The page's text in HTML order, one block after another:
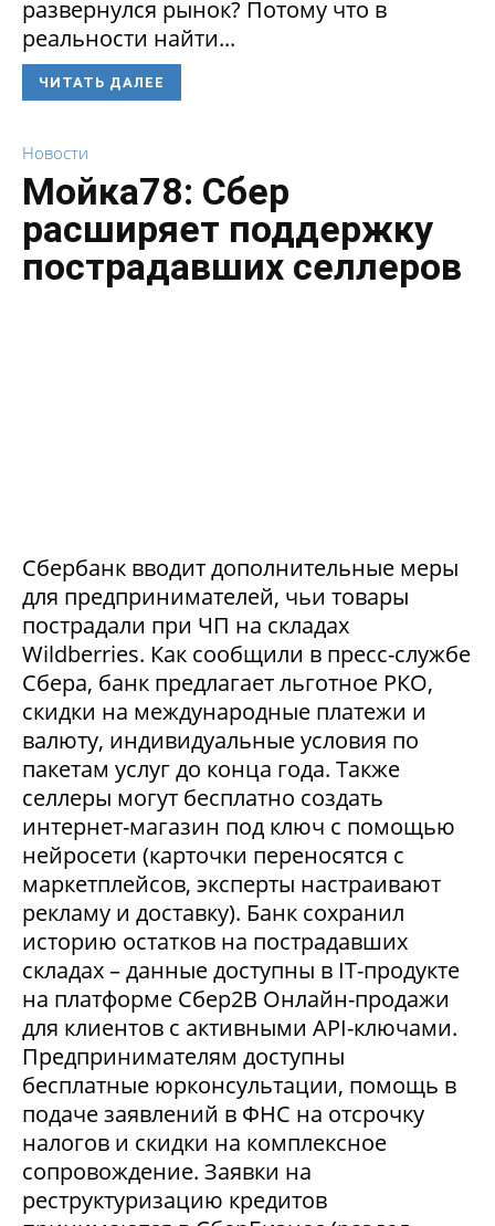
развернулся рынок? Потому что в
реальности найти...
ЧИТАТЬ ДАЛЕЕ
Новости
Мойка78: Сбер
расширяет поддержку
пострадавших селлеров
Сбербанк вводит дополнительные меры
для предпринимателей, чьи товары
пострадали при ЧП на складах
Wildberries. Как сообщили в пресс-службе
Сбера, банк предлагает льготное РКО,
скидки на международные платежи и
валюту, индивидуальные условия по
пакетам услуг до конца года. Также
селлеры могут бесплатно создать
интернет-магазин под ключ с помощью
нейросети (карточки переносятся с
маркетплейсов, эксперты настраивают
рекламу и доставку). Банк сохранил
историю остатков на пострадавших
складах – данные доступны в IT-продукте
на платформе Сбер2В Онлайн-продажи
для клиентов с активными API-ключами.
Предпринимателям доступны
бесплатные юрконсультации, помощь в
подаче заявлений в ФНС на отсрочку
налогов и скидки на комплексное
сопровождение. Заявки на
реструктуризацию кредитов